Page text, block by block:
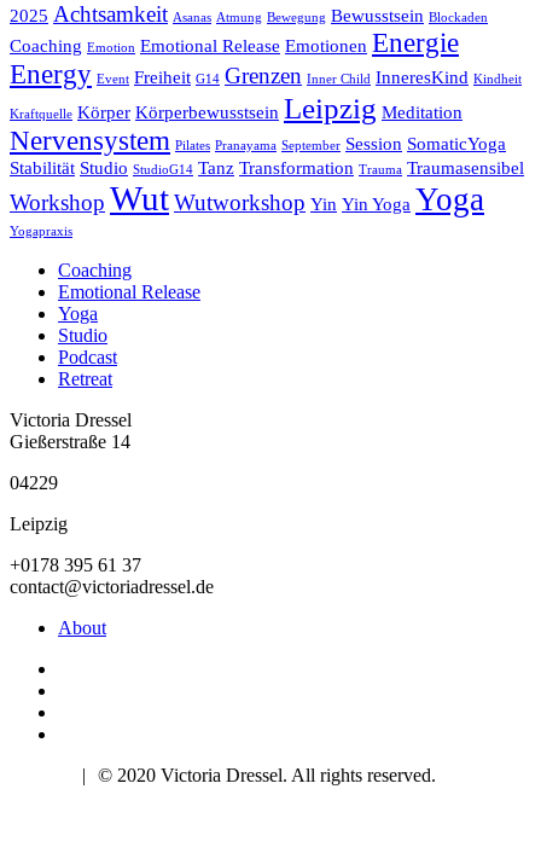
2025 Achtsamkeit Asanas Atmung Bewegung Bewusstsein Blockaden
Coaching Emotion Emotional Release Emotionen Energie
Energy Event Freiheit G14 Grenzen Inner Child InneresKind Kindheit
Kraftquelle Körper Körperbewusstsein Leipzig Meditation
Nervensystem Pilates Pranayama September Session SomaticYoga
Stabilität Studio StudioG14 Tanz Transformation Trauma Traumasensibel
Workshop WutWutworkshop Yin Yin Yoga Yoga
Yogapraxis
Coaching
Emotional Release
Yoga
Studio
Podcast
Retreat
Victoria Dressel
Gießerstraße 14
04229
Leipzig
+0178 395 61 37
contact@victoriadressel.de
About
| © 2020 Victoria Dressel. All rights reserved.